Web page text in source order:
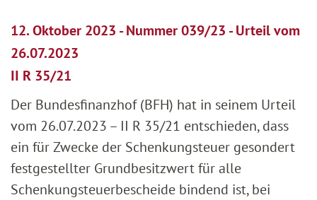
12. Oktober 2023 - Nummer 039/23 - Urteil vom
26.07.2023
II R 35/21
Der Bundesfinanzhof (BFH) hat in seinem Urteil
vom 26.07.2023 – II R 35/21 entschieden, dass
ein für Zwecke der Schenkungsteuer gesondert
festgestellter Grundbesitzwert für alle
Schenkungsteuerbescheide bindend ist, bei